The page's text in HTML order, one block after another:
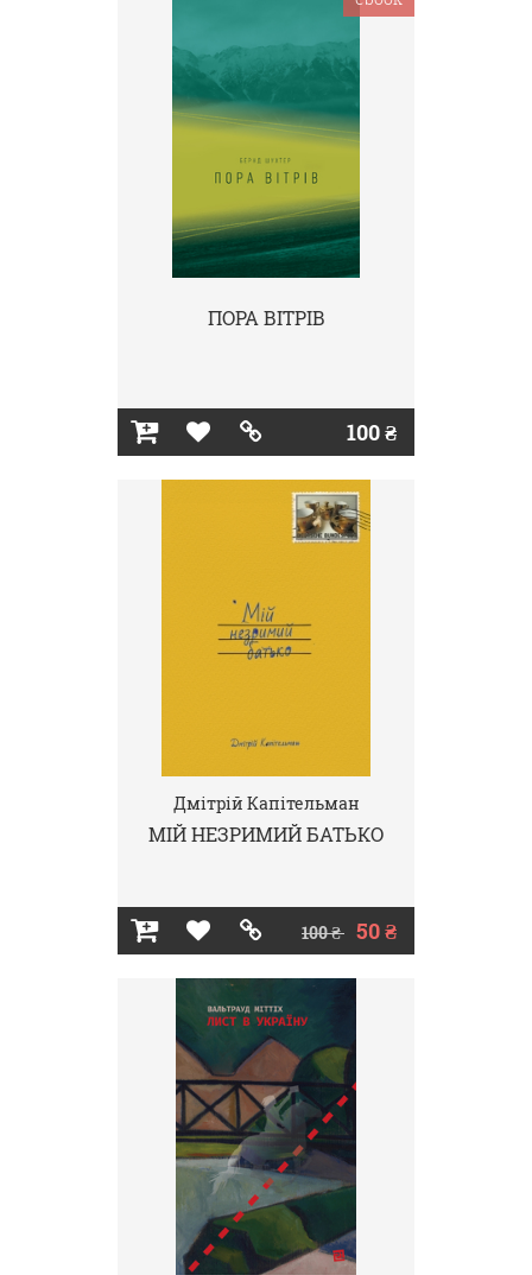
ПОРА ВІТРІВ
100 ₴
Дмітрій Капітельман
МІЙ НЕЗРИМИЙ БАТЬКО
100 ₴ 50 ₴